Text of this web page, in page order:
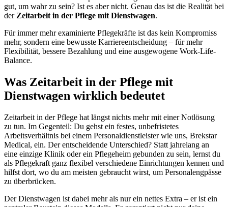
gut, um wahr zu sein? Ist es aber nicht. Genau das ist die Realität bei
der Zeitarbeit in der Pflege mit Dienstwagen.
Für immer mehr examinierte Pflegekräfte ist das kein Kompromiss
mehr, sondern eine bewusste Karriereentscheidung – für mehr
Flexibilität, bessere Bezahlung und eine ausgewogene Work-Life-
Balance.
Was Zeitarbeit in der Pflege mit
Dienstwagen wirklich bedeutet
Zeitarbeit in der Pflege hat längst nichts mehr mit einer Notlösung
zu tun. Im Gegenteil: Du gehst ein festes, unbefristetes
Arbeitsverhältnis bei einem Personaldienstleister wie uns, Brekstar
Medical, ein. Der entscheidende Unterschied? Statt jahrelang an
eine einzige Klinik oder ein Pflegeheim gebunden zu sein, lernst du
als Pflegekraft ganz flexibel verschiedene Einrichtungen kennen und
hilfst dort, wo du am meisten gebraucht wirst, um Personalengpässe
zu überbrücken.
Der Dienstwagen ist dabei mehr als nur ein nettes Extra – er ist ein